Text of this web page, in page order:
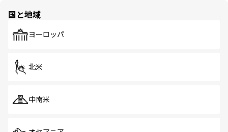
で、ホーカーズは地元の風情を楽しめる外せないスポット
国と地域
ヨーロッパ
北米
中南米